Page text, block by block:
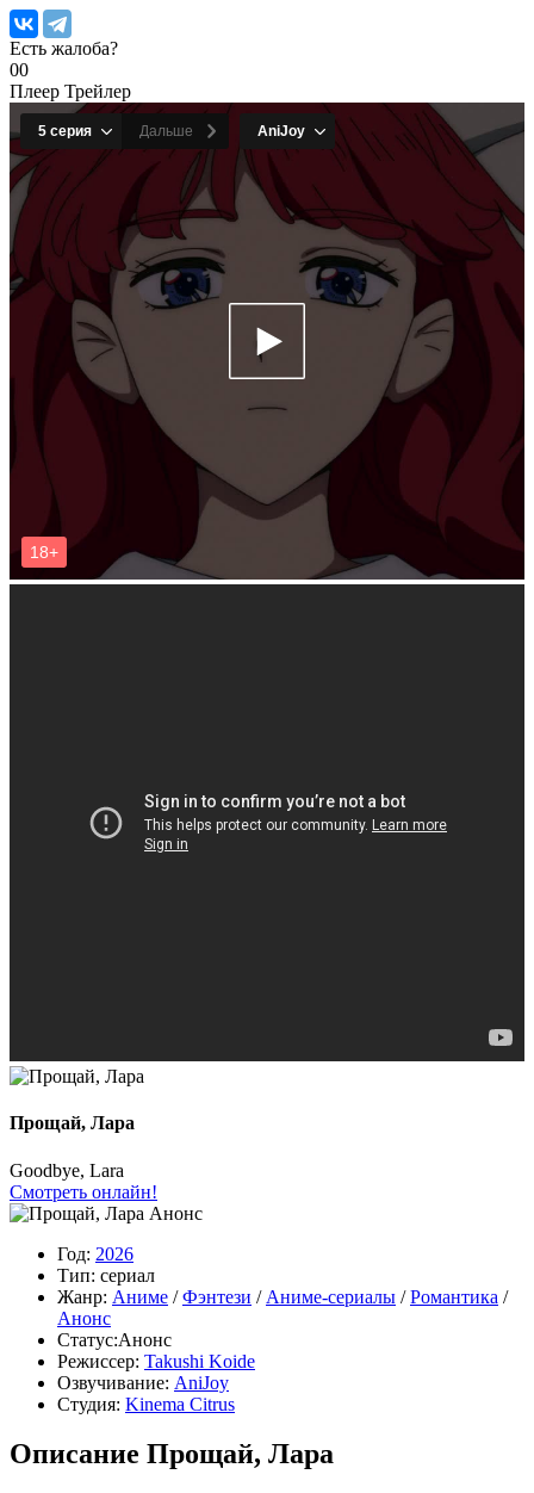
Есть жалоба?
00
Плеер Трейлер
Прощай, Лара
Goodbye, Lara
Смотреть онлайн!
Анонс
Год: 2026
Тип: сериал
Жанр: Аниме /Фэнтези / Аниме-сериалы /Романтика /
Анонс
Статус:Анонс
Режиссер: Takushi Koide
Озвучивание: AniJoy
Студия: Kinema Citrus
Описание Прощай, Лара